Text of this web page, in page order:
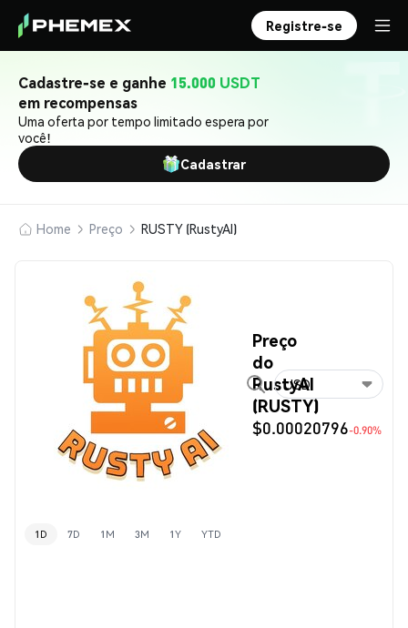
Registre-se
Cadastre-se e ganhe 15.000 USDT
em recompensas
Uma oferta por tempo limitado espera por
você!
Cadastrar
Home Preço RUSTY (RustyAI)
Preço
do
RustyAI
(RUSTY)
$0.00020796-0.90%
USD
1D 7D 1M 3M 1Y YTD